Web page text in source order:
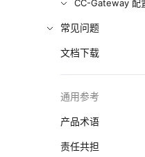
CC-Gateway 配
常见问题
文档下载
通用参考
产品术语
责任共担